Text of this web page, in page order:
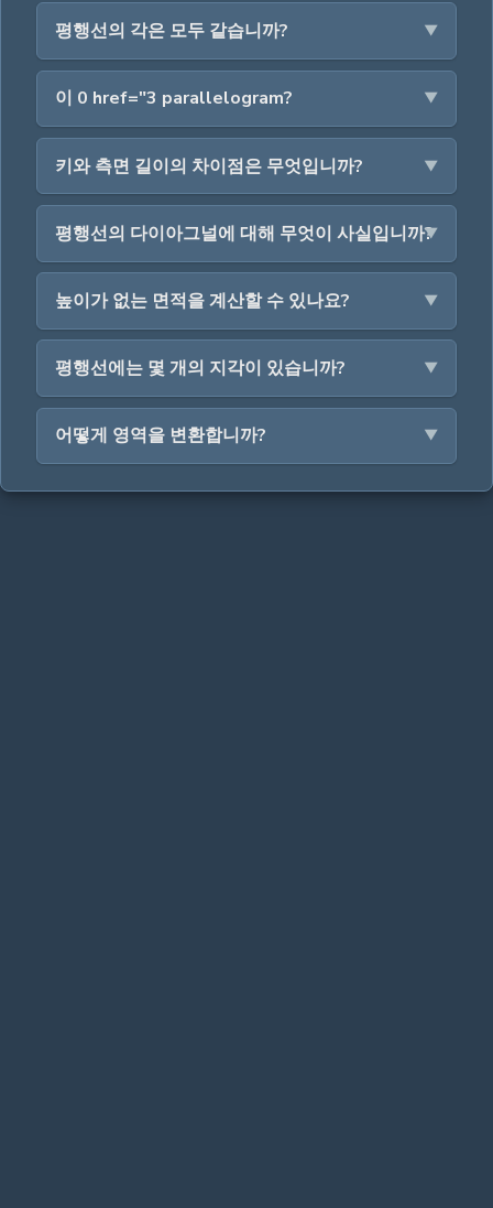
평행선의 각은 모두 같습니까?
이 0 href="3 parallelogram?
키와 측면 길이의 차이점은 무엇입니까?
평행선의 다이아그널에 대해 무엇이 사실입니까?
높이가 없는 면적을 계산할 수 있나요?
평행선에는 몇 개의 지각이 있습니까?
어떻게 영역을 변환합니까?